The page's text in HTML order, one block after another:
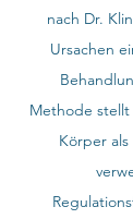
nach Dr.
Ursachen
Methode
Körper